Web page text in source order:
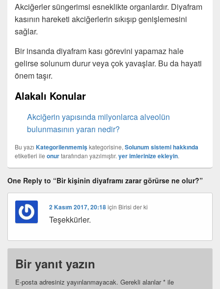
Akciğerler süngerimsi esneklikte organlardır. Diyafram
kasının hareketi akciğerlerin sıkışıp genişlemesini
sağlar.
Bir insanda diyafram kası görevini yapamaz hale
gelirse solunum durur veya çok yavaşlar. Bu da hayati
önem taşır.
Alakalı Konular
Akciğerin yapısında milyonlarca alveolün
bulunmasının yararı nedir?
Bu yazı Kategorilenmemişkategorisine, Solunum sistemi hakkında
etiketleri ile onurtarafından yazılmıştır. yer imlerinize ekleyin.
One Reply to “Bir kişinin diyaframı zarar görürse ne olur?”
2 Kasım 2017, 20:18için Birisi der ki
Teşekkürler.
Bir yanıt yazın
E-posta adresiniz yayınlanmayacak. Gerekli alanlar* ile